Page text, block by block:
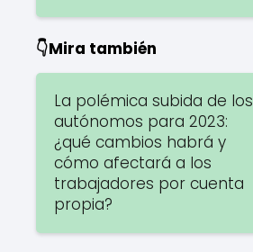
👇Mira también
La polémica subida de los
autónomos para 2023:
¿qué cambios habrá y
cómo afectará a los
trabajadores por cuenta
propia?